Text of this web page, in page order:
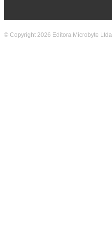
© Copyright 2026 Editora Microbyte Ltda.